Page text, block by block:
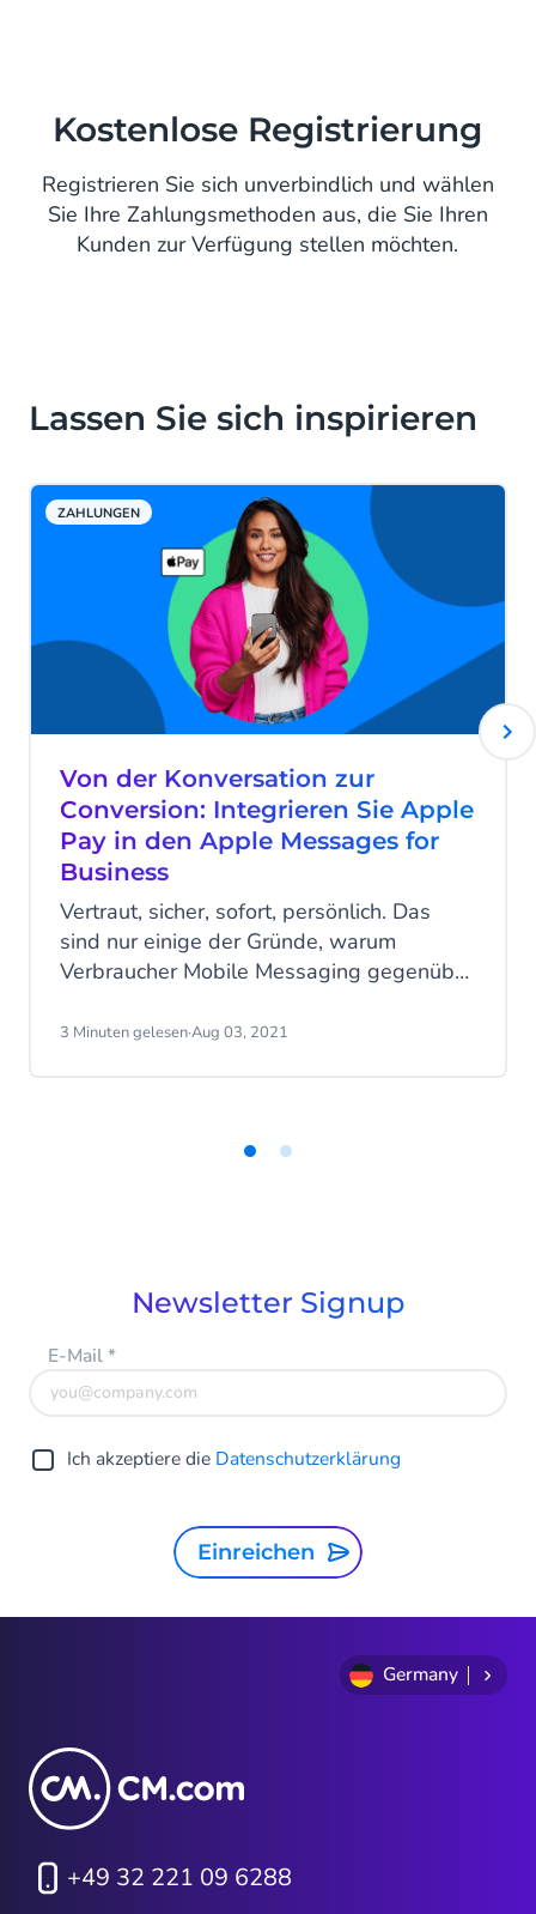
Kostenlose Registrierung
Registrieren Sie sich unverbindlich und wählen
Sie Ihre Zahlungsmethoden aus, die Sie Ihren
Kunden zur Verfügung stellen möchten.
Lassen Sie sich inspirieren
ZAHLUNGEN
Von der Konversation zur
Conversion: Integrieren Sie Apple
Pay in den Apple Messages for
Business
Vertraut, sicher, sofort, persönlich. Das
sind nur einige der Gründe, warum
Verbraucher Mobile Messaging gegenüber
Marken zu kommunizieren. Mit einem
mit Apple Pay Ihren Umsatz und die
3 Minuten gelesen·Aug 03, 2021
Newsletter Signup
E-Mail*
Ich akzeptiere die Datenschutzerklärung
Einreichen
Germany
+49 32 221 09 6288